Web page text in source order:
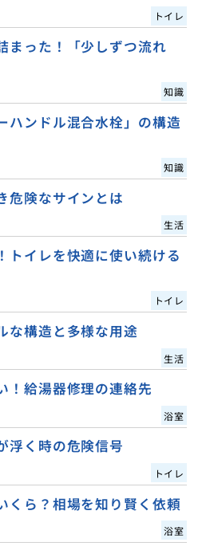
トイレ
まった！「少しずつ流れ
知識
ハンドル混合水栓」の構造
知識
危険なサインとは
生活
トイレを快適に使い続ける
トイレ
な構造と多様な用途
生活
！給湯器修理の連絡先
浴室
浮く時の危険信号
トイレ
くら？相場を知り賢く依頼
浴室